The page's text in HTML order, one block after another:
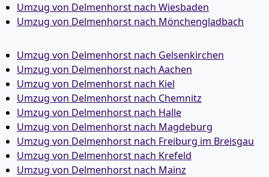
Umzug von Delmenhorst nach Wiesbaden
Umzug von Delmenhorst nach Mönchen­gladbach
Umzug von Delmenhorst nach Gelsenkirchen
Umzug von Delmenhorst nach Aachen
Umzug von Delmenhorst nach Kiel
Umzug von Delmenhorst nach Chemnitz
Umzug von Delmenhorst nach Halle
Umzug von Delmenhorst nach Magdeburg
Umzug von Delmenhorst nach Freiburg im Breisgau
Umzug von Delmenhorst nach Krefeld
Umzug von Delmenhorst nach Mainz